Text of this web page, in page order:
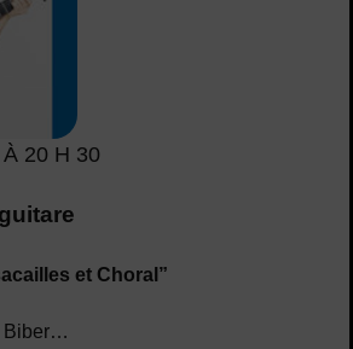
20 H 30
et Choral”
Biber…